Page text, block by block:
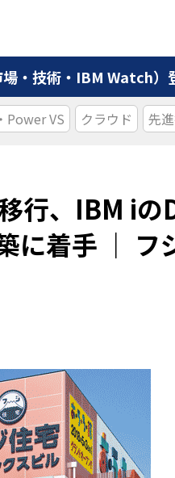
・技術・IBM Watch）
Power VS クラウド 先
行、IBM iの
に着手 ｜ フ